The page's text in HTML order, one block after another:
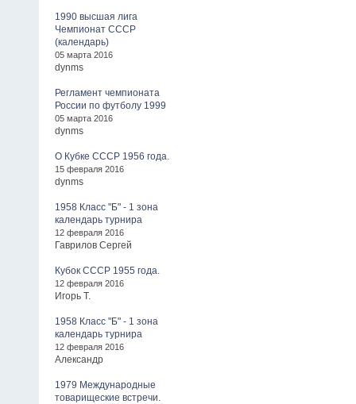
1990 высшая лига
Чемпионат СССР
(календарь)
05 марта 2016
dynms
Регламент чемпионата
России по футболу 1999
05 марта 2016
dynms
О Кубке СССР 1956 года.
15 февраля 2016
dynms
1958 Класс "Б" - 1 зона
календарь турнира
12 февраля 2016
Гаврилов Сергей
Кубок СССР 1955 года.
12 февраля 2016
Игорь Т.
1958 Класс "Б" - 1 зона
календарь турнира
12 февраля 2016
Александр
1979 Международные
товарищеские встречи.